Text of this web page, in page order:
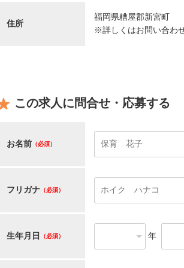
住所
福岡県糟屋郡新宮町
※詳しくはお問い合わ
この求人に問合せ・応募する
お名前 （必須）
フリガナ （必須）
生年月日 （必須） 年